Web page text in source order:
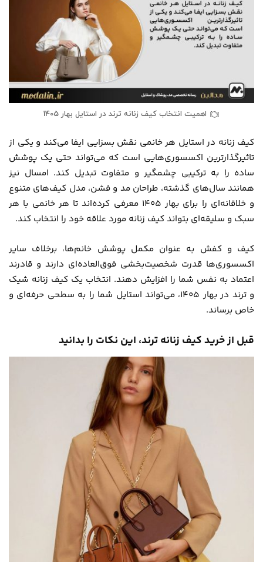
اهمیت انتخاب کیف زنانه ترند در استایل بهار 1405
کیف زنانه در استایل هر خانمی نقش بسزایی ایفا می‌کند و یکی از
تاثیرگذارترین اکسسوری‌هایی است که می‌تواند حتی یک پوشش
ساده را به ترکیبی چشمگیر و متفاوت تبدیل کند. امسال نیز
همانند سال‌های گذشته، طراحان مد و فشن، مدل‌ کیف‌های متنوع
و خلاقانه‌ای را برای بهار 1405 معرفی کرده‌اند تا هر خانمی با هر
سبک و سلیقه‌ای بتواند کیف زنانه مورد علاقه خود را انتخاب کند.
کیف و کفش به عنوان مکمل پوشش خانم‌ها، برخلاف سایر
اکسسوری‌ها قدرت شخصیت‌بخشی فوق‌العاده‌ای دارند و قادرند
اعتماد به نفس شما را افزایش دهند. انتخاب یک کیف زنانه شیک
و ترند در بهار 1405، می‌تواند استایل شما را به سطحی حرفه‌ای و
خاص برساند.
قبل از خرید کیف زنانه ترند، این نکات را بدانید